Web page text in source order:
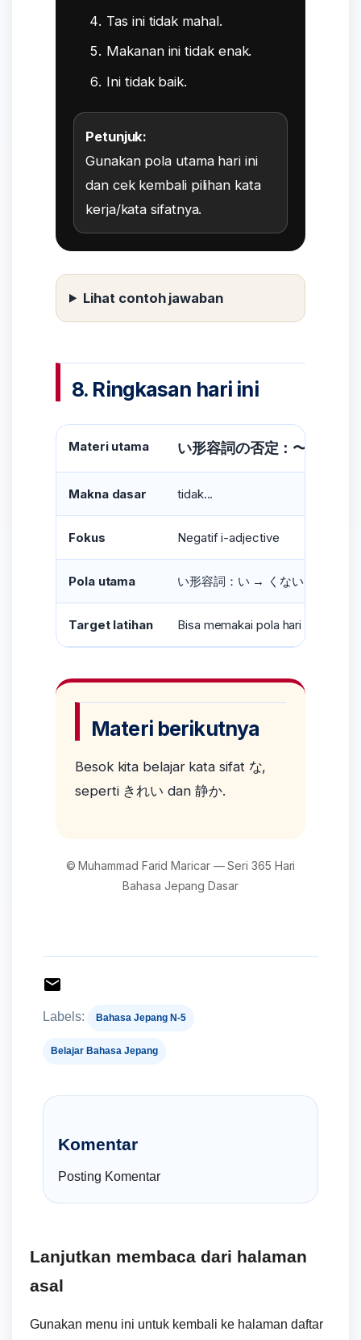
Tas ini tidak mahal.
Makanan ini tidak enak.
Ini tidak baik.
Petunjuk:
Gunakan pola utama hari ini
dan cek kembali pilihan kata
kerja/kata sifatnya.
Lihat contoh jawaban
8. Ringkasan hari ini
Materi utama い形容詞の否定：〜くない
Makna dasar tidak...
Fokus Negatif i-adjective
Pola utama い形容詞：い → くないです
Target latihan Bisa memakai pola hari ini
Materi berikutnya
Besok kita belajar kata sifat な,
seperti きれい dan 静か.
© Muhammad Farid Maricar — Seri 365 Hari
Bahasa Jepang Dasar
Labels: Bahasa Jepang N-5
Belajar Bahasa Jepang
Komentar
Posting Komentar
Lanjutkan membaca dari halaman
asal
Gunakan menu ini untuk kembali ke halaman daftar